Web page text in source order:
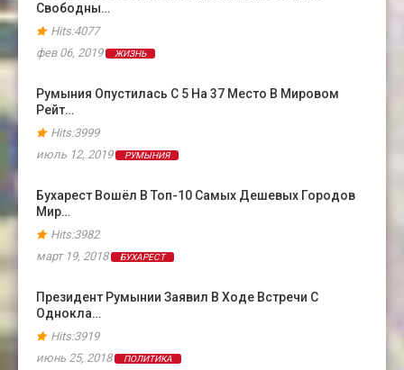
Свободны…
Hits:4077
фев 06, 2019
ЖИЗНЬ
Румыния Опустилась С 5 На 37 Место В Мировом
Рейт…
Hits:3999
июль 12, 2019
РУМЫНИЯ
Бухарест Вошёл В Топ-10 Самых Дешевых Городов
Мир…
Hits:3982
март 19, 2018
БУХАРЕСТ
Президент Румынии Заявил В Ходе Встречи С
Однокла…
Hits:3919
июнь 25, 2018
ПОЛИТИКА